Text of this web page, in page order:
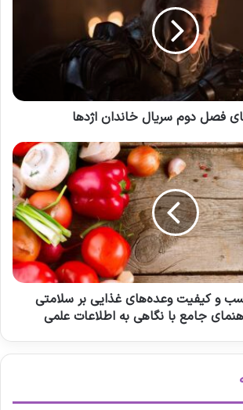
بانک ها
نرخ بهره بین بانکی
کپی لینک
فصل دوم سریال خاندان اژدها
و کیفیت وعده‌های غذایی بر سلامتی
جامع با نگاهی به اطلاعات علمی